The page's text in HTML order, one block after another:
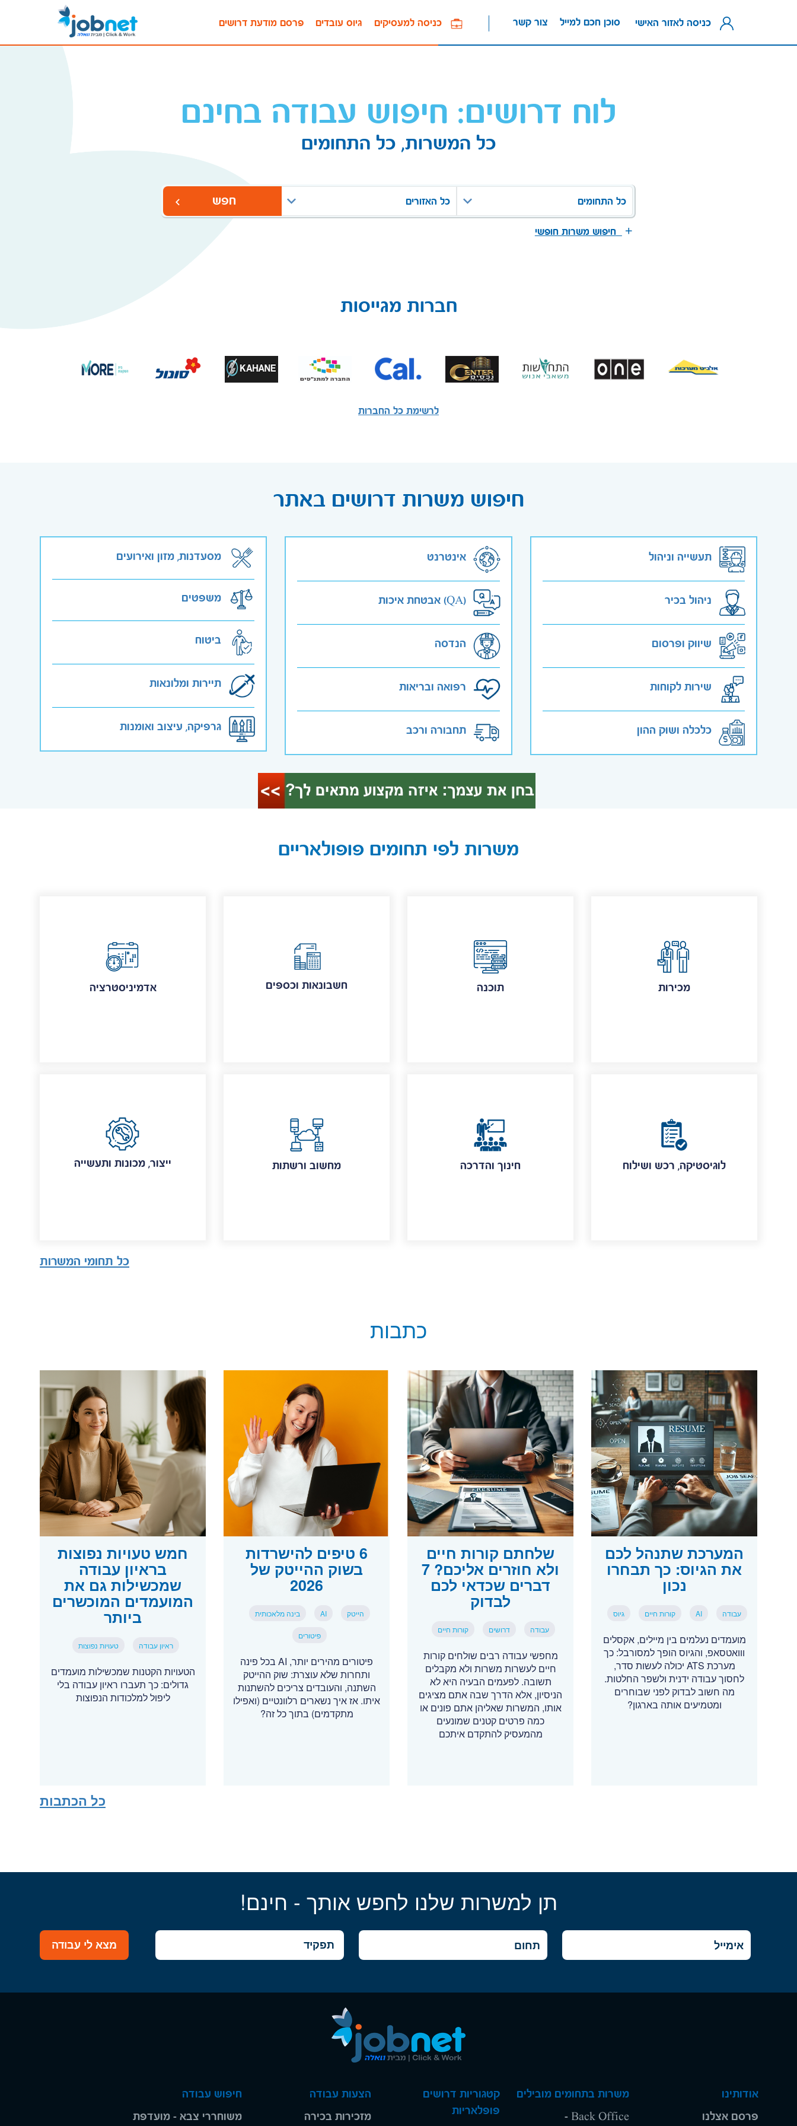
פרסם מודעת דרושים גיוס עובדים כניסה למעסיקים צור קשר סוכן חכם למייל כניסה לאזור האישי
לוח דרושים: חיפוש עבודה בחינם
כל המשרות, כל התחומים
כל התחומים כל האזורים חפש
חיפוש משרות חופשי
חברות מגייסות
לרשימת כל החברות
חיפוש משרות דרושים באתר
תעשייה וניהול
ניהול בכיר
שיווק ופרסום
שירות לקוחות
כלכלה ושוק ההון
אינטרנט
אבטחת איכות (QA)
הנדסה
רפואה ובריאות
תחבורה ורכב
מסעדנות, מזון ואירועים
משפטים
ביטוח
תיירות ומלונאות
גרפיקה, עיצוב ואומנות
משרות לפי תחומים פופולאריים
אדמיניסטרציה חשבונאות וכספים תוכנה מכירות
ייצור, מכונות ותעשייה מחשוב ורשתות חינוך והדרכה לוגיסטיקה, רכש ושילוח
כל תחומי המשרות
כתבות
המערכת שתנהל לכם
את הגיוס: כך תבחרו
נכון
עבודה AI קורות חיים גיוס
מועמדים נעלמים בין מיילים, אקסלים
ווואטסאפ, והגיוס הופך למסורבל: כך
מערכת ATS יכולה לעשות סדר,
לחסוך עבודה ידנית ולשפר החלטות.
מה חשוב לבדוק לפני שבוחרים
ומטמיעים אותה בארגון?
שלחתם קורות חיים
ולא חוזרים אליכם? 7
דברים שכדאי לכם
לבדוק
עבודה דרושים קורות חיים
מחפשי עבודה רבים שולחים קורות
חיים לעשרות משרות ולא מקבלים
תשובה. לפעמים הבעיה היא לא
הניסיון, אלא הדרך שבה אתם מציגים
אותו, המשרות שאליהן אתם פונים או
כמה פרטים קטנים שמונעים
מהמעסיק להתקדם איתכם
6 טיפים להישרדות
בשוק ההייטק של
2026
הייטק AI בינה מלאכותית
פיטורים
פיטורים מהירים יותר, AI בכל פינה
ותחרות שלא עוצרת: שוק ההייטק
השתנה, והעובדים צריכים להשתנות
איתו. אז איך נשארים רלוונטיים (ואפילו
מתקדמים) בתוך כל זה?
חמש טעויות נפוצות
בראיון עבודה
שמכשילות גם את
המועמדים המוכשרים
ביותר
ראיון עבודה טעויות נפוצות
הטעויות הקטנות שמכשילות מועמדים
גדולים: כך תעברו ראיון עבודה בלי
ליפול למלכודות הנפוצות
כל הכתבות
תן למשרות שלנו לחפש אותך - חינם!
מצא לי עבודה
אודותינו
פרסם אצלנו
משרות בתחומים מובילים
Back Office -
קטגוריות דרושים
פופלאריות
הצעות עבודה
מזכירות בכירה
חיפוש עבודה
משוחררי צבא - מועדפת